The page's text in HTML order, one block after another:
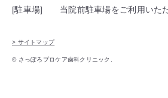
[駐車場]
当院前駐車場をご利用いた
> サイトマップ
© さっぽろプロケア歯科クリニック.